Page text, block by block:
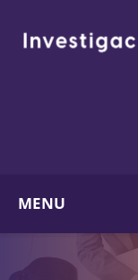
MENU